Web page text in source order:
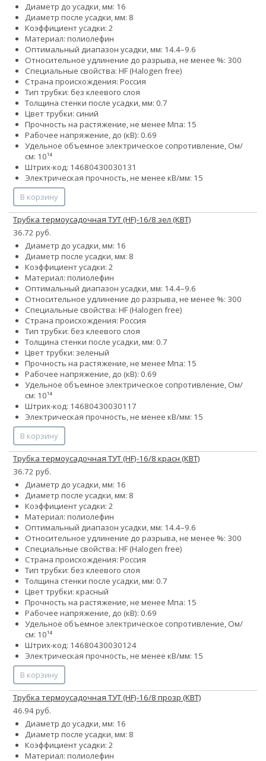
Диаметр до усадки, мм: 16
Диаметр после усадки, мм: 8
Коэффициент усадки: 2
Материал: полиолефин
Оптимальный диапазон усадки, мм: 14.4–9.6
Относительное удлинение до разрыва, не менее %: 300
Специальные свойства: HF (Halogen free)
Страна происхождения: Россия
Тип трубки: без клеевого слоя
Толщина стенки после усадки, мм: 0.7
Цвет трубки: синий
Прочность на растяжение, не менее Мпа: 15
Рабочее напряжение, до (кВ): 0.69
Удельное объемное электрическое сопротивление, Ом/
см: 10¹⁴
Штрих-код: 14680430030131
Электрическая прочность, не менее кВ/мм: 15
В корзину
Трубка термоусадочная ТУТ (HF)-16/8 зел (КВТ)
36.72 руб.
Диаметр до усадки, мм: 16
Диаметр после усадки, мм: 8
Коэффициент усадки: 2
Материал: полиолефин
Оптимальный диапазон усадки, мм: 14.4–9.6
Относительное удлинение до разрыва, не менее %: 300
Специальные свойства: HF (Halogen free)
Страна происхождения: Россия
Тип трубки: без клеевого слоя
Толщина стенки после усадки, мм: 0.7
Цвет трубки: зеленый
Прочность на растяжение, не менее Мпа: 15
Рабочее напряжение, до (кВ): 0.69
Удельное объемное электрическое сопротивление, Ом/
см: 10¹⁴
Штрих-код: 14680430030117
Электрическая прочность, не менее кВ/мм: 15
В корзину
Трубка термоусадочная ТУТ (HF)-16/8 красн (КВТ)
36.72 руб.
Диаметр до усадки, мм: 16
Диаметр после усадки, мм: 8
Коэффициент усадки: 2
Материал: полиолефин
Оптимальный диапазон усадки, мм: 14.4–9.6
Относительное удлинение до разрыва, не менее %: 300
Специальные свойства: HF (Halogen free)
Страна происхождения: Россия
Тип трубки: без клеевого слоя
Толщина стенки после усадки, мм: 0.7
Цвет трубки: красный
Прочность на растяжение, не менее Мпа: 15
Рабочее напряжение, до (кВ): 0.69
Удельное объемное электрическое сопротивление, Ом/
см: 10¹⁴
Штрих-код: 14680430030124
Электрическая прочность, не менее кВ/мм: 15
В корзину
Трубка термоусадочная ТУТ (HF)-16/8 прозр (КВТ)
46.94 руб.
Диаметр до усадки, мм: 16
Диаметр после усадки, мм: 8
Коэффициент усадки: 2
Материал: полиолефин